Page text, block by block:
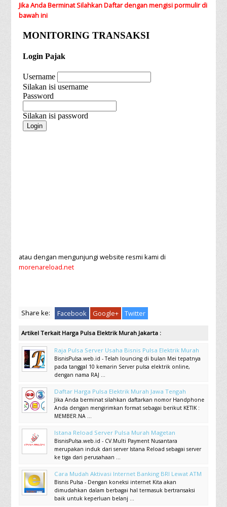
Jika Anda Berminat Silahkan Daftar dengan mengisi pormulir di
bawah ini
atau dengan mengunjungi website resmi kami di
morenareload.net
Share ke: Facebook Google+ Twitter
Artikel Terkait Harga Pulsa Elektrik Murah Jakarta :
Raja Pulsa Server Usaha Bisnis Pulsa Elektrik Murah
BisnisPulsa.web.id - Telah louncing di bulan Mei tepatnya
pada tanggal 10 kemarin Server pulsa elektrik online,
dengan nama RAJ ...
Daftar Harga Pulsa Elektrik Murah Jawa Tengah
Jika Anda berminat silahkan daftarkan nomor Handphone
Anda dengan mengirimkan format sebagai berikut KETIK :
MEMBER.NA ...
Istana Reload Server Pulsa Murah Magetan
BisnisPulsa.web.id - CV.Multi Payment Nusantara
merupakan induk dari server Istana Reload sebagai server
ke tiga dari perusahaan ...
Cara Mudah Aktivasi Internet Banking BRI Lewat ATM
Bisnis Pulsa - Dengan koneksi internet Kita akan
dimudahkan dalam berbagai hal termasuk bertransaksi
baik untuk keperluan belanj ...